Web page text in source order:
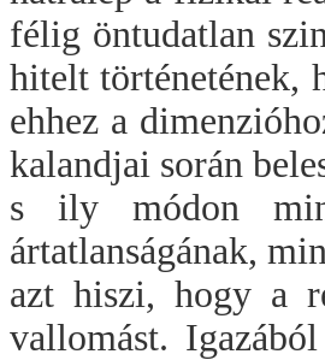
félig öntudatlan
hitelt történetének,
ehhez a
kalandjai során
s ily módon
ártatlanságának,
azt hiszi, hogy a
vallomást.